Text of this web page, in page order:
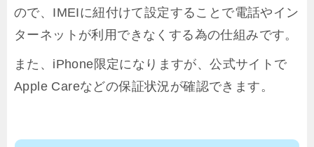
ので、IMEIに紐付けて設定することで電話やイン
ターネットが利用できなくする為の仕組みです。
また、iPhone限定になりますが、公式サイトで
Apple Careなどの保証状況が確認できます。